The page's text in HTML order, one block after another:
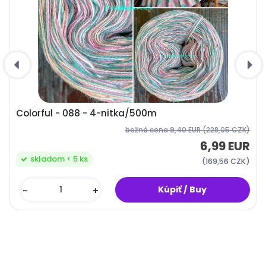
Colorful - 088 - 4-nitka/500m
bežná cena9,40 EUR(228,05 CZK)
6,99 EUR
(169,56 CZK)
- +
skladom < 5 ks